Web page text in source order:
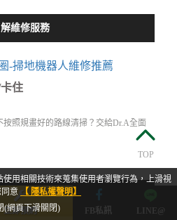
解維修服務
住
照規畫好的路線清掃？交給Dr.A全面
維修服務
立即預約 FB私訊 LINE@
用相關技術來蒐集使用者瀏覽行為，上滑視
同意【 隱私權聲明】
(網頁下滑關閉)
TOP